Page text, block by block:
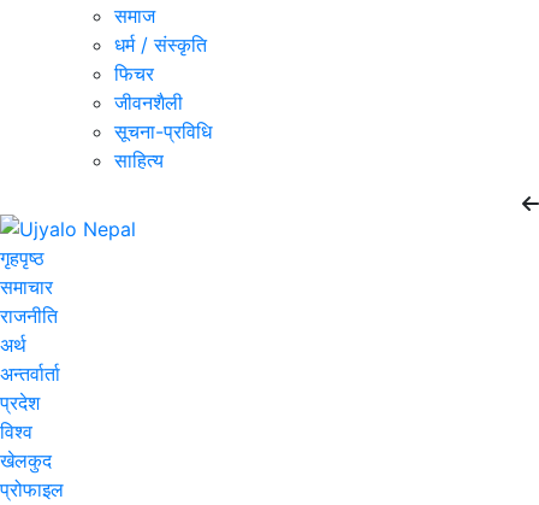
समाज
धर्म / संस्कृति
फिचर
जीवनशैली
सूचना-प्रविधि
साहित्य
गृहपृष्ठ
समाचार
राजनीति
अर्थ
अन्तर्वार्ता
प्रदेश
विश्व
खेलकुद
प्रोफाइल